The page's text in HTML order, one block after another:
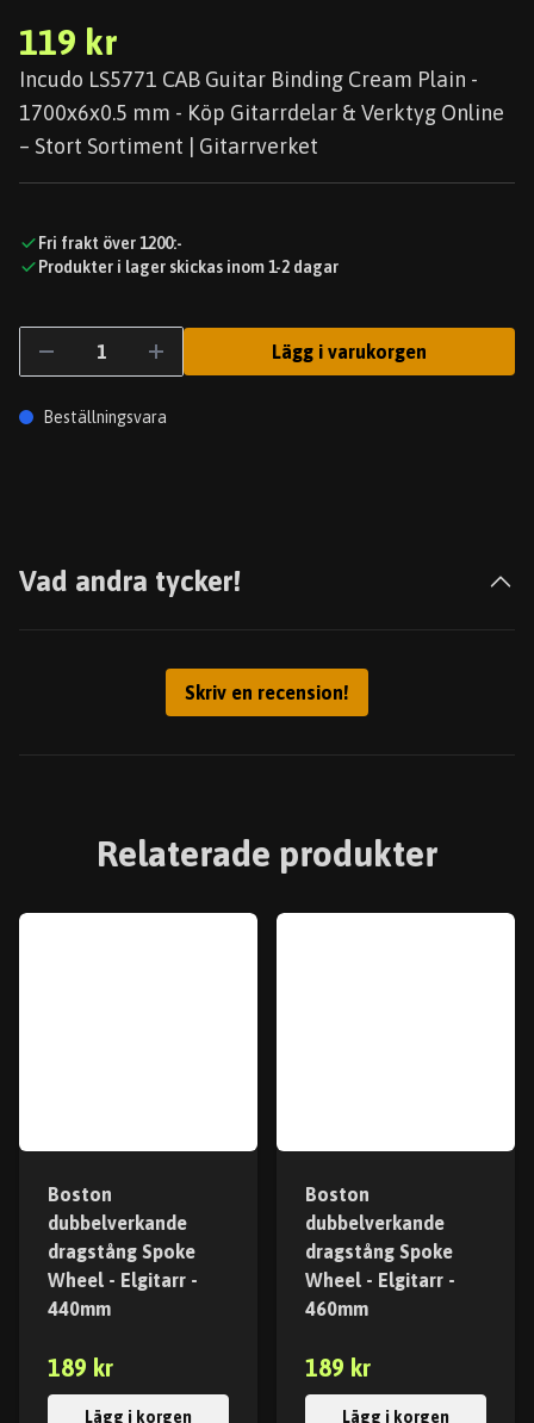
119 kr
Incudo LS5771 CAB Guitar Binding Cream Plain -
1700x6x0.5 mm - Köp Gitarrdelar & Verktyg Online
– Stort Sortiment | Gitarrverket
Fri frakt över 1200:-
Produkter i lager skickas inom 1-2 dagar
Lägg i varukorgen
Beställningsvara
Vad andra tycker!
Skriv en recension!
Relaterade produkter
Boston
dubbelverkande
dragstång Spoke
Wheel - Elgitarr -
440mm
189 kr
Lägg i korgen
Boston
dubbelverkande
dragstång Spoke
Wheel - Elgitarr -
460mm
189 kr
Lägg i korgen